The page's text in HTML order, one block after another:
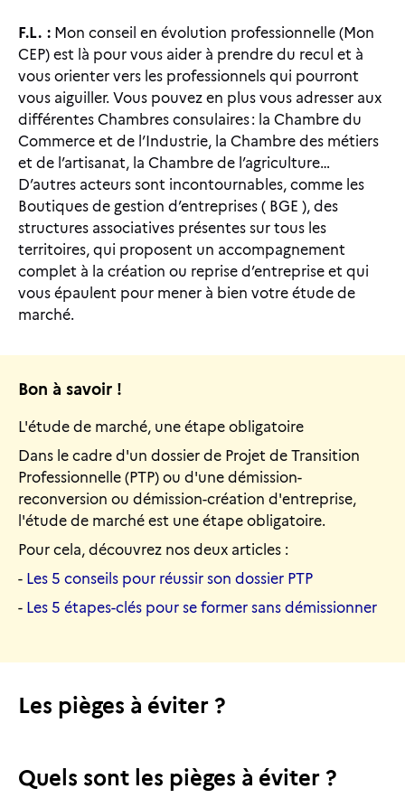
F.L. : Mon conseil en évolution professionnelle (Mon
CEP) est là pour vous aider à prendre du recul et à
vous orienter vers les professionnels qui pourront
vous aiguiller. Vous pouvez en plus vous adresser aux
différentes Chambres consulaires : la Chambre du
Commerce et de l’Industrie, la Chambre des métiers
et de l’artisanat, la Chambre de l’agriculture…
D’autres acteurs sont incontournables, comme les
Boutiques de gestion d’entreprises ( BGE ), des
structures associatives présentes sur tous les
territoires, qui proposent un accompagnement
complet à la création ou reprise d’entreprise et qui
vous épaulent pour mener à bien votre étude de
marché.
Bon à savoir !
L'étude de marché, une étape obligatoire
Dans le cadre d'un dossier de Projet de Transition
Professionnelle (PTP) ou d'une démission-
reconversion ou démission-création d'entreprise,
l'étude de marché est une étape obligatoire.
Pour cela, découvrez nos deux articles :
- Les 5 conseils pour réussir son dossier PTP
- Les 5 étapes-clés pour se former sans démissionner
Les pièges à éviter ?
Quels sont les pièges à éviter ?